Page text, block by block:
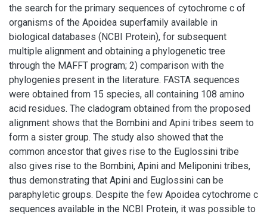
the search for the primary sequences of cytochrome c of
organisms of the Apoidea superfamily available in
biological databases (NCBI Protein), for subsequent
multiple alignment and obtaining a phylogenetic tree
through the MAFFT program; 2) comparison with the
phylogenies present in the literature. FASTA sequences
were obtained from 15 species, all containing 108 amino
acid residues. The cladogram obtained from the proposed
alignment shows that the Bombini and Apini tribes seem to
form a sister group. The study also showed that the
common ancestor that gives rise to the Euglossini tribe
also gives rise to the Bombini, Apini and Meliponini tribes,
thus demonstrating that Apini and Euglossini can be
paraphyletic groups. Despite the few Apoidea cytochrome c
sequences available in the NCBI Protein, it was possible to